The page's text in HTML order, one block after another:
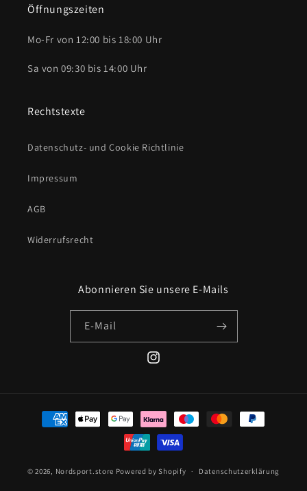
Öffnungszeiten
Mo-Fr von 12:00 bis 18:00 Uhr
Sa von 09:30 bis 14:00 Uhr
Rechtstexte
Datenschutz- und Cookie Richtlinie
Impressum
AGB
Widerrufsrecht
Abonnieren Sie unsere E-Mails
E-Mail
Instagram
Zahlungsmethoden
© 2026, Nordsport.store Powered by Shopify Datenschutzerklärung